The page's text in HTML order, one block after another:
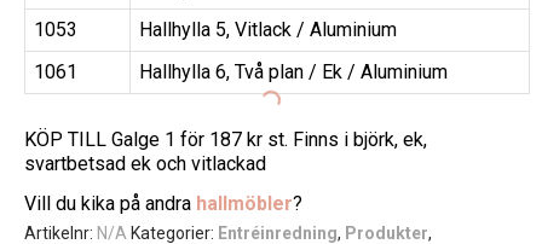
1053
Hallhylla 5, Vitlack / Aluminium
1061
Hallhylla 6, Två plan / Ek / Aluminium
KÖP TILL Galge 1 för 187 kr st. Finns i björk, ek,
svartbetsad ek och vitlackad
Vill du kika på andra hallmöbler?
Artikelnr: N/A Kategorier: Entréinredning, Produkter,